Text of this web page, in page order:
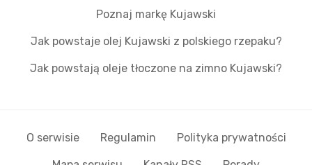
Poznaj markę Kujawski
Jak powstaje olej Kujawski z polskiego rzepaku?
Jak powstają oleje tłoczone na zimno Kujawski?
O serwisie Regulamin Polityka prywatności